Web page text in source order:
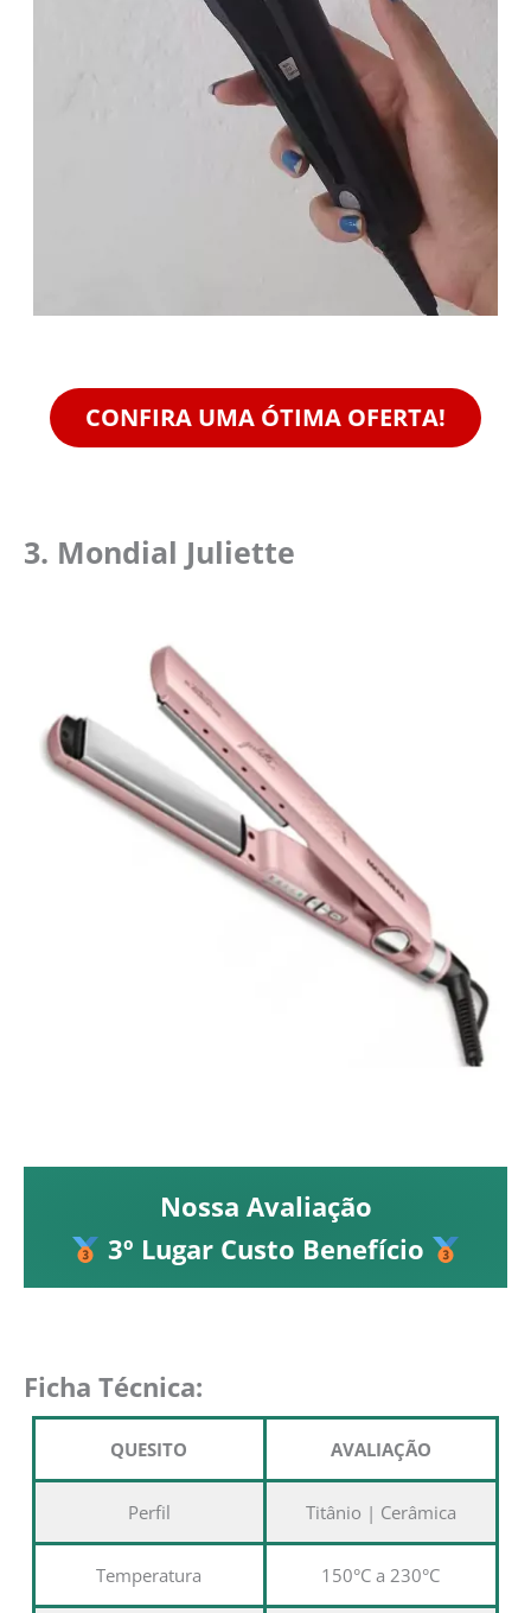
CONFIRA UMA ÓTIMA OFERTA!
3. Mondial Juliette
Nossa Avaliação
3º Lugar Custo Benefício
Ficha Técnica:
QUESITO AVALIAÇÃO
Perfil Titânio | Cerâmica
Temperatura 150°C a 230°C